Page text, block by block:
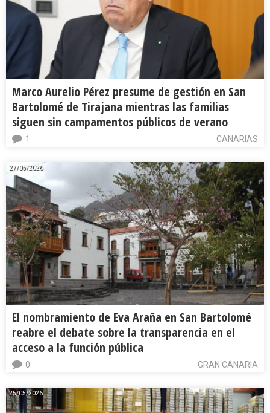
Marco Aurelio Pérez presume de gestión en San
Bartolomé de Tirajana mientras las familias
siguen sin campamentos públicos de verano
CANARIAS
1
27/05/2026
El nombramiento de Eva Araña en San Bartolomé
reabre el debate sobre la transparencia en el
acceso a la función pública
GRAN CANARIA
0
25/05/2026